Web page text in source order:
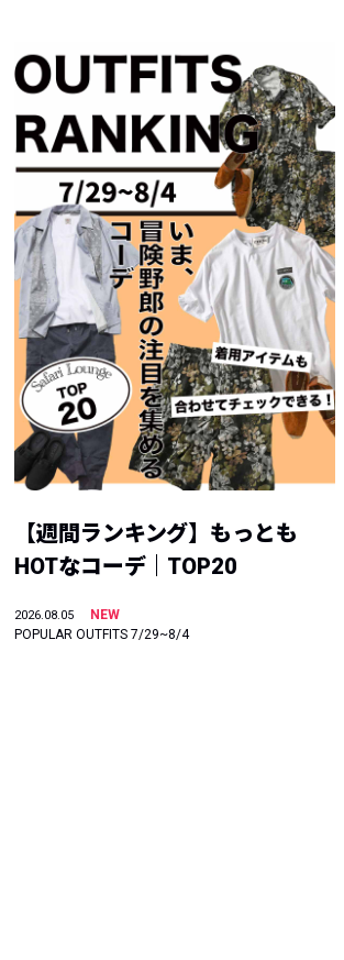
【週間ランキング】もっとも
HOTなコーデ｜TOP20
2026.08.05
NEW
POPULAR OUTFITS 7/29~8/4